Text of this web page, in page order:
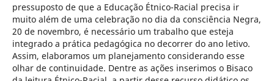
pressuposto de que a Educação Étnico-Racial precisa ir
muito além de uma celebração no dia da consciência Negra,
20 de novembro, é necessário um trabalho que esteja
integrado a prática pedagógica no decorrer do ano letivo.
Assim, elaboramos um planejamento considerando esse
olhar de continuidade. Dentre as ações inserimos o Bisaco